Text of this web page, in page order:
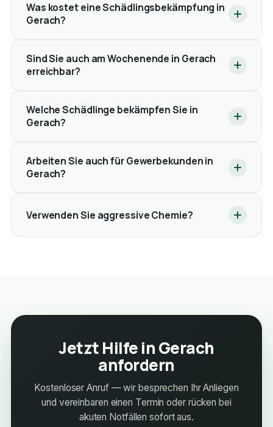
Was kostet eine Schädlingsbekämpfung in
Gerach?
Sind Sie auch am Wochenende in Gerach
erreichbar?
Welche Schädlinge bekämpfen Sie in
Gerach?
Arbeiten Sie auch für Gewerbekunden in
Gerach?
Verwenden Sie aggressive Chemie?
Jetzt Hilfe in Gerach
anfordern
Kostenloser Anruf — wir besprechen Ihr Anliegen
und vereinbaren einen Termin oder rücken bei
akuten Notfällen sofort aus.